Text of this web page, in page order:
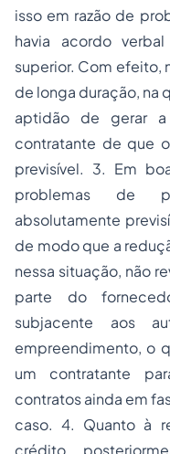
isso em razão de
havia acordo
superior. Com efeito,
de longa duração, na
aptidão de gerar
contratante de que
previsível. 3. Em
problemas de
absolutamente
de modo que a
nessa situação, não
parte do
subjacente aos
empreendimento, o
um contratante
contratos ainda em
caso. 4. Quanto à
crédito